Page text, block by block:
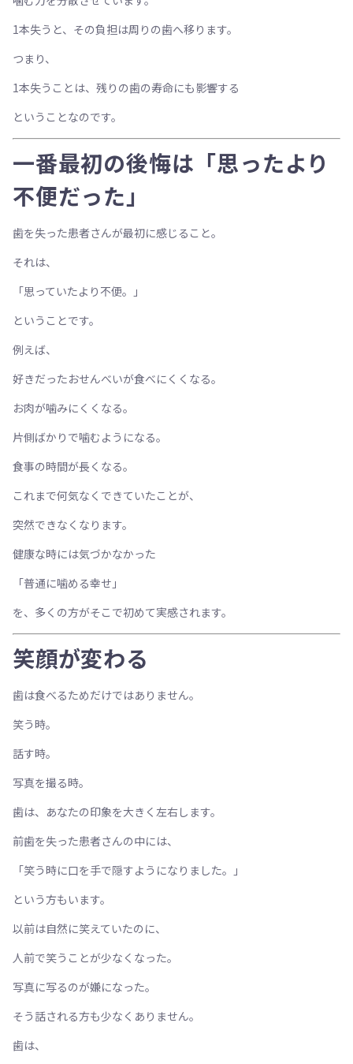
1本失うと、その負担は周りの歯へ移ります。
つまり、
1本失うことは、残りの歯の寿命にも影響する
ということなのです。
一番最初の後悔は「思ったより
不便だった」
歯を失った患者さんが最初に感じること。
それは、
「思っていたより不便。」
ということです。
例えば、
好きだったおせんべいが食べにくくなる。
お肉が噛みにくくなる。
片側ばかりで噛むようになる。
食事の時間が長くなる。
これまで何気なくできていたことが、
突然できなくなります。
健康な時には気づかなかった
「普通に噛める幸せ」
を、多くの方がそこで初めて実感されます。
笑顔が変わる
歯は食べるためだけではありません。
笑う時。
話す時。
写真を撮る時。
歯は、あなたの印象を大きく左右します。
前歯を失った患者さんの中には、
「笑う時に口を手で隠すようになりました。」
という方もいます。
以前は自然に笑えていたのに、
人前で笑うことが少なくなった。
写真に写るのが嫌になった。
そう話される方も少なくありません。
歯は、